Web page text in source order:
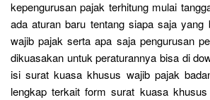
kepengurusan pajak terhitung mulai
ada aturan baru tentang siapa saja yang
wajib pajak serta apa saja pengurusan
dikuasakan untuk peraturannya bisa di
isi surat kuasa khusus wajib pajak
lengkap terkait form surat kuasa